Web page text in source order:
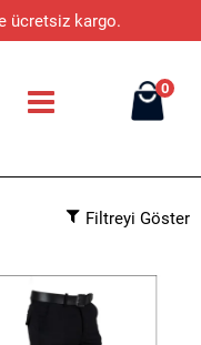
ücretsiz kargo.
0
Filtreyi Göster